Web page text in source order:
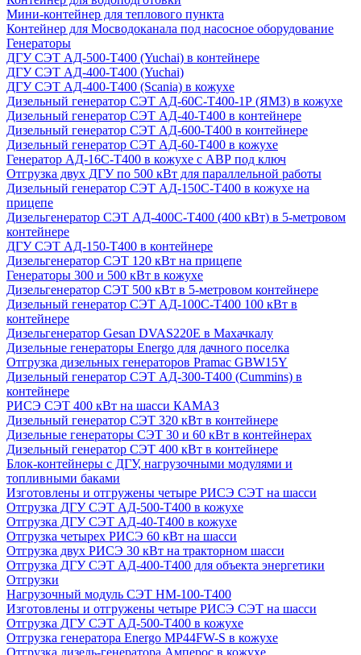
Мини-контейнер для теплового пункта
Контейнер для Мосводоканала под насосное оборудование
Генераторы
ДГУ СЭТ АД-500-Т400 (Yuchai) в контейнере
ДГУ СЭТ АД-400-Т400 (Yuchai)
ДГУ СЭТ АД-400-Т400 (Scania) в кожухе
Дизельный генератор СЭТ АД-60С-Т400-1Р (ЯМЗ) в кожухе
Дизельный генератор СЭТ АД-40-Т400 в контейнере
Дизельный генератор СЭТ АД-600-Т400 в контейнере
Дизельный генератор СЭТ АД-60-Т400 в кожухе
Генератор АД-16С-Т400 в кожухе с АВР под ключ
Отгрузка двух ДГУ по 500 кВт для параллельной работы
Дизельный генератор СЭТ АД-150С-Т400 в кожухе на
прицепе
Дизельгенератор СЭТ АД-400С-Т400 (400 кВт) в 5-метровом
контейнере
ДГУ СЭТ АД-150-Т400 в контейнере
Дизельгенератор СЭТ 120 кВт на прицепе
Генераторы 300 и 500 кВт в кожухе
Дизельгенератор СЭТ 500 кВт в 5-метровом контейнере
Дизельный генератор СЭТ АД-100С-Т400 100 кВт в
контейнере
Дизельгенератор Gesan DVAS220E в Махачкалу
Дизельные генераторы Energo для дачного поселка
Отгрузка дизельных генераторов Pramac GВW15Y
Дизельный генератор СЭТ АД-300-Т400 (Cummins) в
контейнере
РИСЭ СЭТ 400 кВт на шасси КАМАЗ
Дизельный генератор СЭТ 320 кВт в контейнере
Дизельные генераторы СЭТ 30 и 60 кВт в контейнерах
Дизельный генератор СЭТ 400 кВт в контейнере
Блок-контейнеры с ДГУ, нагрузочными модулями и
топливными баками
Изготовлены и отгружены четыре РИСЭ СЭТ на шасси
Отгрузка ДГУ СЭТ АД-500-Т400 в кожухе
Отгрузка ДГУ СЭТ АД-40-Т400 в кожухе
Отгрузка четырех РИСЭ 60 кВт на шасси
Отгрузка двух РИСЭ 30 кВт на тракторном шасси
Отгрузка ДГУ СЭТ АД-400-Т400 для объекта энергетики
Отгрузки
Нагрузочный модуль СЭТ НМ-100-Т400
Изготовлены и отгружены четыре РИСЭ СЭТ на шасси
Отгрузка ДГУ СЭТ АД-500-Т400 в кожухе
Отгрузка генератора Energo MP44FW-S в кожухе
Отгрузка дизель-генератора Амперос в кожухе